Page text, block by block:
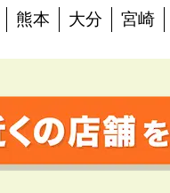
熊本 大分 宮崎